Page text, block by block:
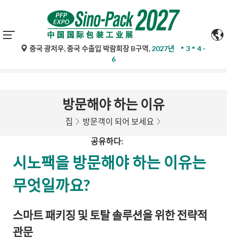
구글 번역의 자동 번역은 참고용일 뿐이며 정확하지 않을 수 있
습니다. 문의 사항은 원문을 참조하십시오.
중국 광저우, 중국 수출입 박람회장 B구역, 2027년 3
4 -
6
방문해야 하는 이유
집 방문객이 되어 보세요
공유하다:
시노팩을 방문해야 하는 이유는
무엇일까요?
스마트 패키징 및 토탈 솔루션을 위한 전략적
관문